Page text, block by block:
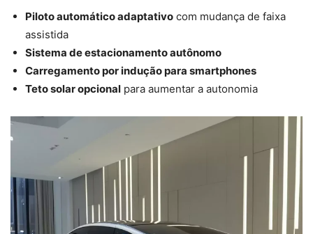
Piloto automático adaptativo com mudança de faixa
assistida
Sistema de estacionamento autônomo
Carregamento por indução para smartphones
Teto solar opcional para aumentar a autonomia